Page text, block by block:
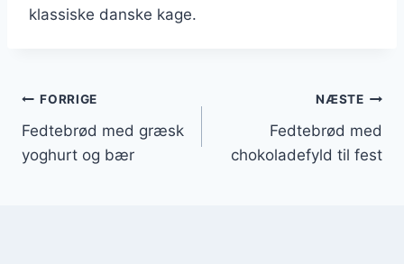
klassiske danske kage.
Indlægsnavigation
FORRIGE
Fedtebrød med græsk
yoghurt og bær
NÆSTE
Fedtebrød med
chokoladefyld til fest